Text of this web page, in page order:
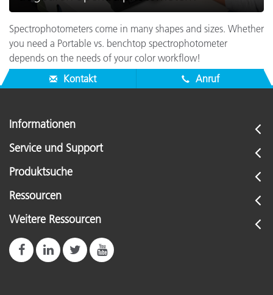
Spectrophotometers come in many shapes and sizes. Whether
you need a Portable vs. benchtop spectrophotometer
depends on the needs of your color workflow!
Kontakt
Anruf
Informationen
Service und Support
Produktsuche
Ressourcen
Weitere Ressourcen